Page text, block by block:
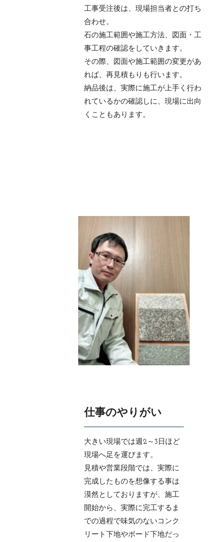
工事受注後は、現場担当者との打ち
合わせ。
石の施工範囲や施工方法、図面・工
事工程の確認をしていきます。
その際、図面や施工範囲の変更があ
れば、再見積もりも行います。
納品後は、実際に施工が上手く行わ
れているかの確認しに、現場に出向
くこともあります。
仕事のやりがい
大きい現場では週2～3日ほど
現場へ足を運びます。
見積や営業段階では、実際に
完成したものを想像する事は
漠然としておりますが、施工
開始から、実際に完工するま
での過程で味気のないコンク
リート下地やボード下地だっ